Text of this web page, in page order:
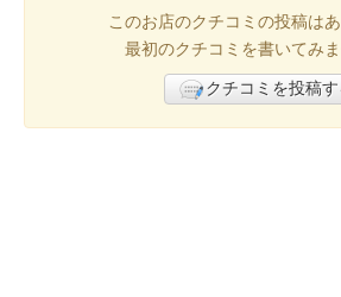
このお店のクチコミの投稿はあ
最初のクチコミを書いてみ
クチコミを投稿す